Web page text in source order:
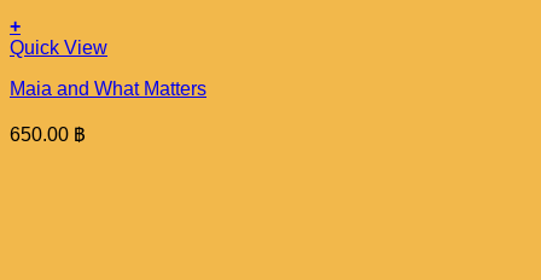
+
Quick View
Maia and What Matters
650.00 ฿